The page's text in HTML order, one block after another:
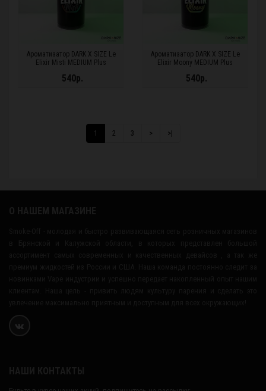
Ароматизатор DARK X SIZE Le
Elixir Misti MEDIUM Plus
540р.
Ароматизатор DARK X SIZE Le
Elixir Moony MEDIUM Plus
540р.
1 2 3 > >|